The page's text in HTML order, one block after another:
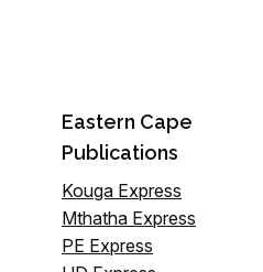
Eastern Cape
Publications
Kouga Express
Mthatha Express
PE Express